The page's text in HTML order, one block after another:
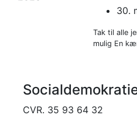
30.
Tak til alle
mulig En
CVR. 35 93 64 32